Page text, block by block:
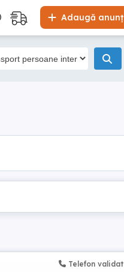
Adaugă anunț
Telefon validat